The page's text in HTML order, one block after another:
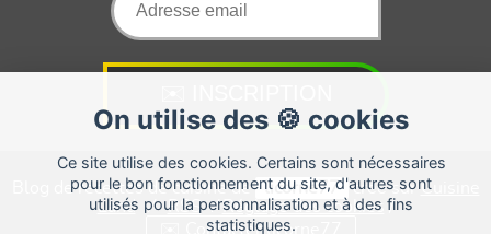
On utilise des 🍪 cookies
Ce site utilise des cookies. Certains sont nécessaires
pour le bon fonctionnement du site, d'autres sont
utilisés pour la personnalisation et à des fins
statistiques.
Blog de recettes de cuisine de licorne77 créé surCuisine
Land
⁄ RSS ⁄Réglage des cookies /
✉️ Contacter licorne77